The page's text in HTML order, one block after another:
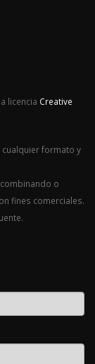
licencia Creative
formato y
o
fines comerciales.